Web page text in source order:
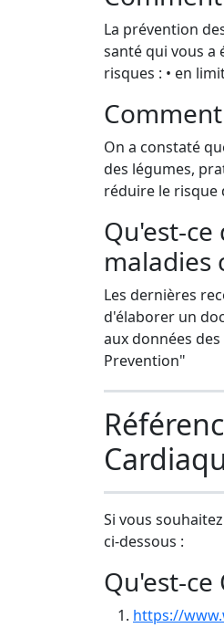
La prévention
santé qui vous a
risques : • en
On a constaté
des légumes,
réduire le risque
Qu'est-
maladies
Les dernières
d'élaborer un
aux données
Prevention"
Si vous
ci-dessous :
Qu'est-
https://